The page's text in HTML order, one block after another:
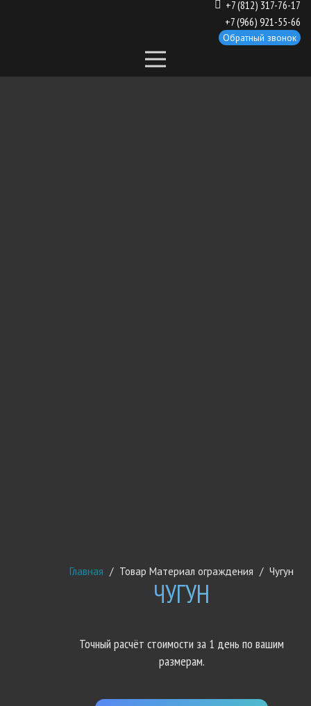
+7 (812) 317-76-17
+7 (966) 921-55-66
Обратный звонок
Главная / Товар Материал ограждения / Чугун
ЧУГУН
Точный расчёт стоимости за 1 день по вашим
размерам.